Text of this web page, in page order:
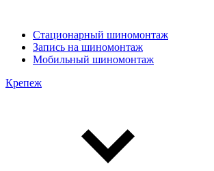
Стационарный шиномонтаж
Запись на шиномонтаж
Мобильный шиномонтаж
Крепеж